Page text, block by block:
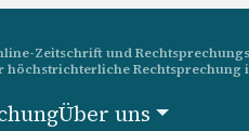
Zeitschrift und
höchstrichterliche Rechtsprechung
Über uns